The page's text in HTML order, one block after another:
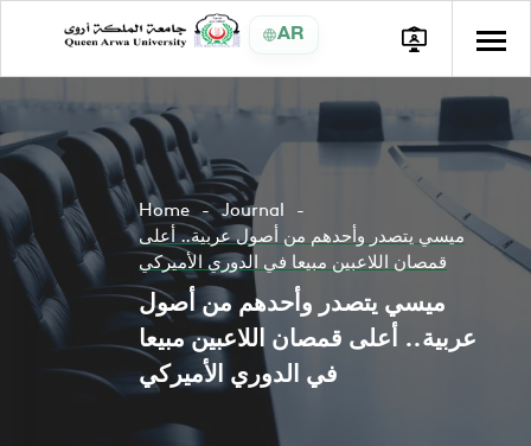
AR
Home
Journal
ميسي يتصدر وأحدهم من أصول عربية.. أعلى
قمصان اللاعبين مبيعا في الدوري الأميركي
ميسي يتصدر وأحدهم من أصول
عربية.. أعلى قمصان اللاعبين مبيعا
في الدوري الأميركي